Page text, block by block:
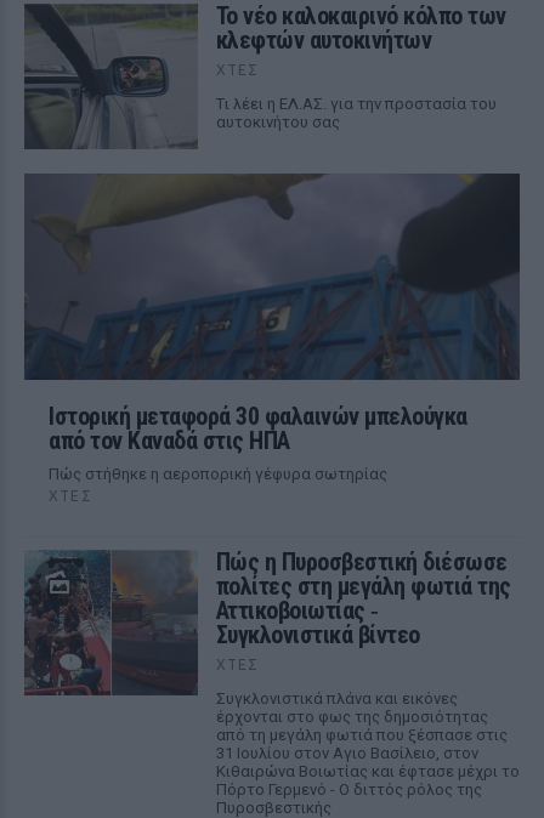
Το νέο καλοκαιρινό κόλπο των
κλεφτών αυτοκινήτων
ΧΤΕΣ
Tι λέει η ΕΛ.ΑΣ. για την προστασία του
αυτοκινήτου σας
Ιστορική μεταφορά 30 φαλαινών μπελούγκα
από τον Καναδά στις ΗΠΑ
Πώς στήθηκε η αεροπορική γέφυρα σωτηρίας
ΧΤΕΣ
Πώς η Πυροσβεστική διέσωσε
πολίτες στη μεγάλη φωτιά της
Αττικοβοιωτίας ‑
Συγκλονιστικά βίντεο
ΧΤΕΣ
Συγκλονιστικά πλάνα και εικόνες
έρχονται στο φως της δημοσιότητας
από τη μεγάλη φωτιά που ξέσπασε στις
31 Ιουλίου στον Αγιο Βασίλειο, στον
Κιθαιρώνα Βοιωτίας και έφτασε μέχρι το
Πόρτο Γερμενό - Ο διττός ρόλος της
Πυροσβεστικής